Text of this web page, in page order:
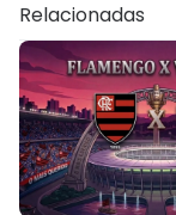
Relacionadas